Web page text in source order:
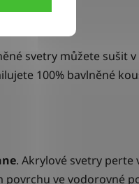
svetry můžete sušit v
100% bavlněné
. Akrylové svetry perte
povrchu ve vodorovné